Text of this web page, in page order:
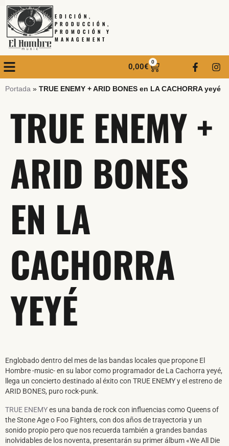
EDICIÓN,
PRODUCCIÓN,
PROMOCIÓN Y
MANAGEMENT
0,00€
0
Portada » TRUE ENEMY + ARID BONES en LA CACHORRA yeyé
TRUE ENEMY +
ARID BONES
EN LA
CACHORRA
YEYÉ
Englobado dentro del mes de las bandas locales que propone El
Hombre -music- en su labor como programador de La Cachorra yeyé,
llega un concierto destinado al éxito con TRUE ENEMY y el estreno de
ARID BONES, puro rock-punk.
TRUE ENEMYes una banda de rock con influencias como Queens of
the Stone Age o Foo Fighters, con dos años de trayectoria y un
sonido propio pero que nos recuerda también a grandes bandas
inolvidables de los noventa, presentarán su primer álbum «We All Die